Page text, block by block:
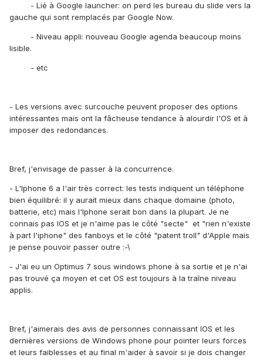
- Lié à Google launcher: on perd les bureau du slide vers la
gauche qui sont remplacés par Google Now.
- Niveau appli: nouveau Google agenda beaucoup moins
lisible.
- etc
- Les versions avec surcouche peuvent proposer des options
intéressantes mais ont la fâcheuse tendance à alourdir l'OS et à
imposer des redondances.
Bref, j'envisage de passer à la concurrence.
- L'Iphone 6 a l'air très correct: les tests indiquent un téléphone
bien équilibré: il y aurait mieux dans chaque domaine (photo,
batterie, etc) mais l'Iphone serait bon dans la plupart. Je ne
connais pas IOS et je n'aime pas le côté "secte" et "rien n'existe
à part l'iphone" des fanboys et le côté "patent troll" d'Apple mais
je pense pouvoir passer outre :-\
- J'ai eu un Optimus 7 sous windows phone à sa sortie et je n'ai
pas trouvé ça moyen et cet OS est toujours à la traîne niveau
applis.
Bref, j'aimerais des avis de personnes connaissant IOS et les
dernières versions de Windows phone pour pointer leurs forces
et leurs faiblesses et au final m'aider à savoir si je dois changer